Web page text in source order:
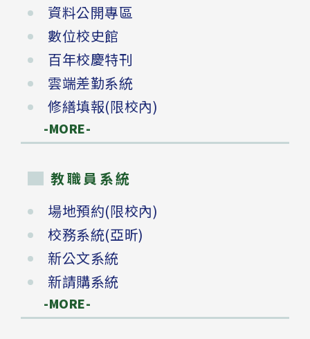
資料公開專區
數位校史館
百年校慶特刊
雲端差勤系統
修繕填報(限校內)
-MORE-
教職員系統
場地預約(限校內)
校務系統(亞昕)
新公文系統
新請購系統
-MORE-